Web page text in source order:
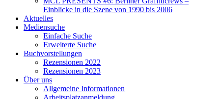
Einblicke in die Szene von 1990 bis 2006
Aktuelles
Mediensuche
Einfache Suche
Erweiterte Suche
Buchvorstellungen
Rezensionen 2022
Rezensionen 2023
Über uns
Allgemeine Informationen
Arbeitsplatzanmeldung